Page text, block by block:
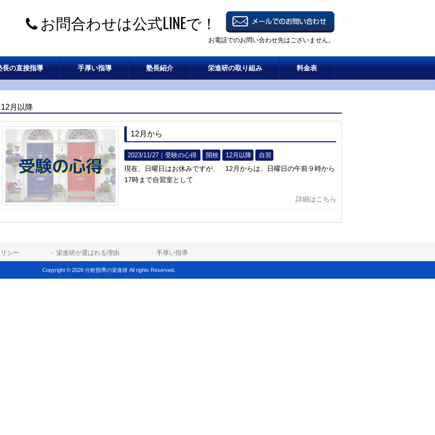
お問合わせは公式LINEで！
お電話でのお問い合わせ先はございません。
長の直接指導 手厚い指導 塾長紹介 栄進研の取り組み 料金表
12月以降
12月から
2023/11/27｜受験の心得 開校 12月以降 自習
現在、日曜日はお休みですが、 12月からは、日曜日の午前９時から
17時まで自習室として
詳細はこちら
シー 栄進研が選ばれる理由 手厚い指導
Copyright © 2026 分析指導の栄進研 All rights Reserved.